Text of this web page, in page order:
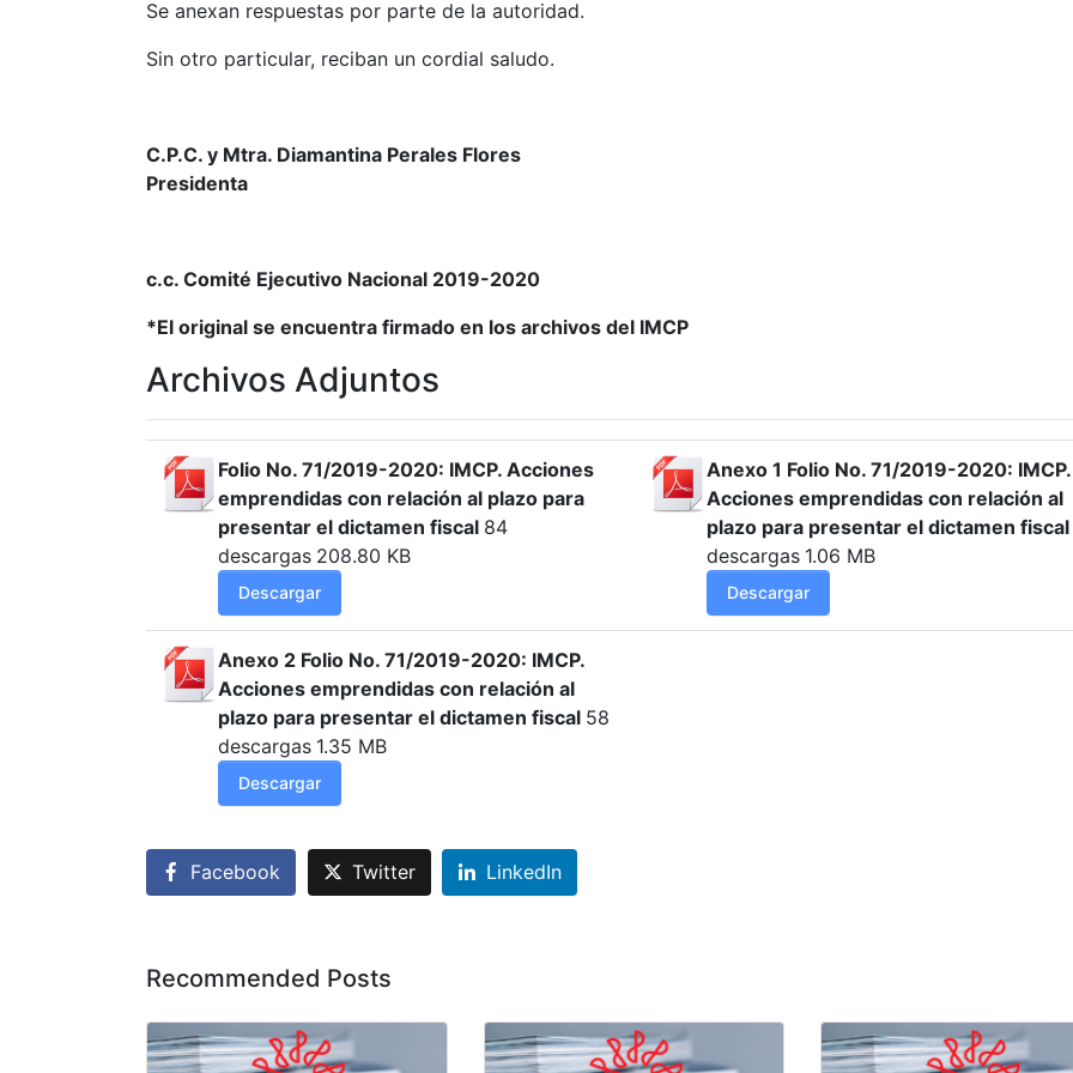
Se anexan respuestas por parte de la autoridad.
Sin otro particular, reciban un cordial saludo.
C.P.C. y Mtra. Diamantina Perales Flores
Presidenta
c.c. Comité Ejecutivo Nacional 2019-2020
*El original se encuentra firmado en los archivos del IMCP
Archivos Adjuntos
Folio No. 71/2019-2020: IMCP. Acciones
emprendidas con relación al plazo para
presentar el dictamen fiscal 84
descargas 208.80 KB
Descargar
Anexo 1 Folio No. 71/2019-2020: IMCP.
Acciones emprendidas con relación al
plazo para presentar el dictamen fiscal
descargas 1.06 MB
Descargar
Anexo 2 Folio No. 71/2019-2020: IMCP.
Acciones emprendidas con relación al
plazo para presentar el dictamen fiscal 58
descargas 1.35 MB
Descargar
Facebook Twitter LinkedIn
Recommended Posts